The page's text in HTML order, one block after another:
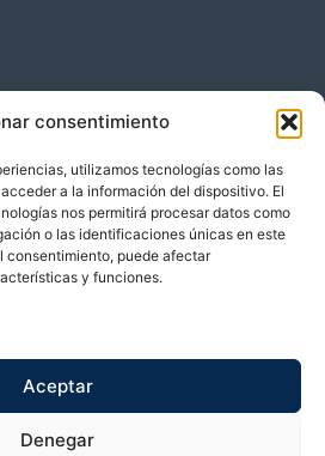
consentimiento
utilizamos tecnologías como las
a la información del dispositivo. El
nos permitirá procesar datos como
o las identificaciones únicas en este
consentimiento, puede afectar
y funciones.
Aceptar
Denegar
(UE)
no dar mucho el
importantes.